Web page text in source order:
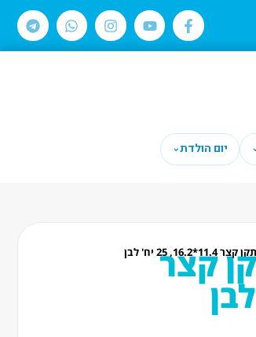
יום הולדת⌄
25 יח' לבן קצר